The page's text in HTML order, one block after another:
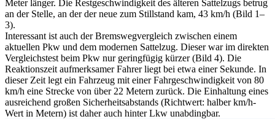
Meter länger. Die Restgeschwindigkeit des älteren Sattelzugs betrug
an der Stelle, an der der neue zum Stillstand kam, 43 km/h (Bild 1–
3).
Interessant ist auch der Bremswegvergleich zwischen einem
aktuellen Pkw und dem modernen Sattelzug. Dieser war im direkten
Vergleichstest beim Pkw nur geringfügig kürzer (Bild 4). Die
Reaktionszeit aufmerksamer Fahrer liegt bei etwa einer Sekunde. In
dieser Zeit legt ein Fahrzeug mit einer Fahrgeschwindigkeit von 80
km/h eine Strecke von über 22 Metern zurück. Die Einhaltung eines
ausreichend großen Sicherheitsabstands (Richtwert: halber km/h-
Wert in Metern) ist daher auch hinter Lkw unabdingbar.